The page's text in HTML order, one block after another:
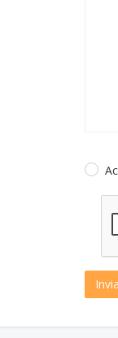
Invia